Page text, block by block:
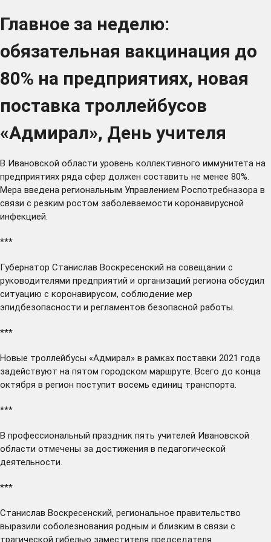
Главное за неделю:
обязательная вакцинация до
80% на предприятиях, новая
поставка троллейбусов
«Адмирал», День учителя
В Ивановской области уровень коллективного иммунитета на
предприятиях ряда сфер должен составить не менее 80%.
Мера введена региональным Управлением Роспотребназора в
связи с резким ростом заболеваемости коронавирусной
инфекцией.
***
Губернатор Станислав Воскресенский на совещании с
руководителями предприятий и организаций региона обсудил
ситуацию с коронавирусом, соблюдение мер
эпидбезопасности и регламентов безопасной работы.
***
Новые троллейбусы «Адмирал» в рамках поставки 2021 года
задействуют на пятом городском маршруте. Всего до конца
октября в регион поступит восемь единиц транспорта.
***
В профессиональный праздник пять учителей Ивановской
области отмечены за достижения в педагогической
деятельности.
***
Станислав Воскресенский, региональное правительство
выразили соболезнования родным и близким в связи с
трагической гибелью заместителя председателя